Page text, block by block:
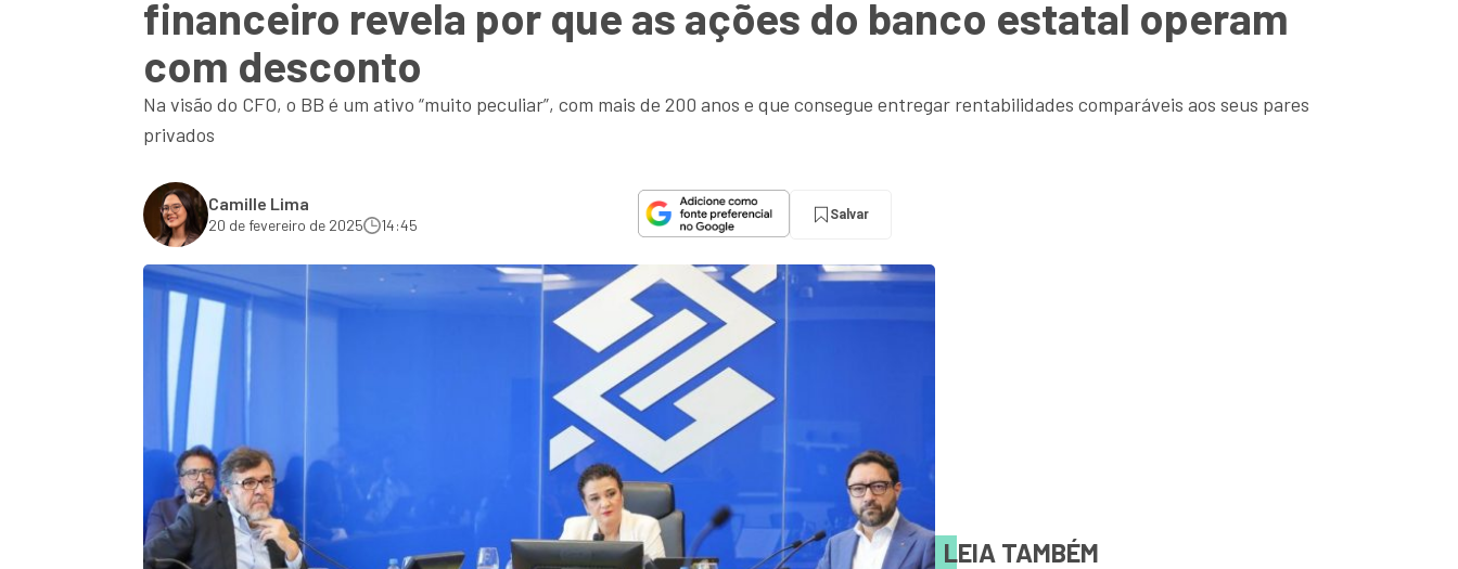
financeiro revela por que as ações do banco estatal operam
com desconto
Na visão do CFO, o BB é um ativo “muito peculiar”, com mais de 200 anos e que consegue entregar rentabilidades comparáveis aos seus pares
privados
Camille Lima
20 de fevereiro de 2025 14:45
Salvar
LEIA TAMBÉM